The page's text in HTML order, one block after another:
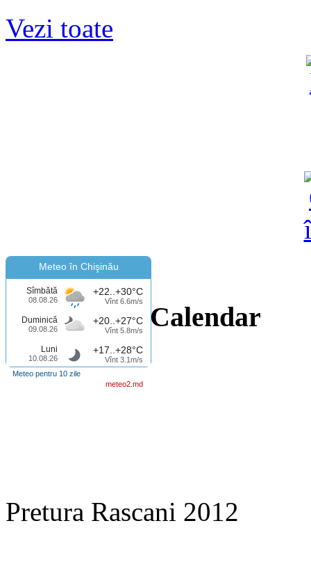
Vezi toate
Meteo în Chişinău
Sîmbătă
08.08.26
+22..+30°C
Vînt 6.6m/s
Duminică
09.08.26
+20..+27°C
Vînt 5.8m/s
Luni
10.08.26
+17..+28°C
Vînt 3.1m/s
Meteo pentru 10 zile
meteo2.md
Calendar
Pretura Rascani 2012